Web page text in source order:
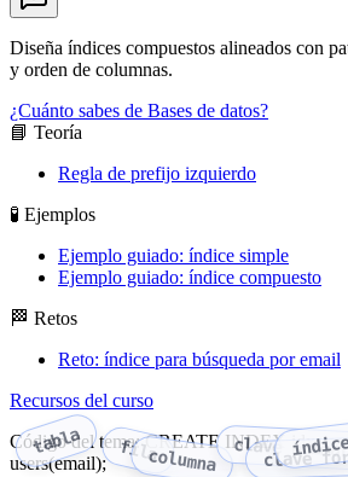
Diseña índices compuestos alineados con
y orden de columnas.
¿Cuánto sabes de Bases de datos?
📘 Teoría
Regla de prefijo izquierdo
🧪 Ejemplos
Ejemplo guiado: índice simple
Ejemplo guiado: índice compuesto
🏁 Retos
Reto: índice para búsqueda por email
Recursos del curso
Código del tema: CREATE INDEX
users(email);
tabla filacolumna claveclave